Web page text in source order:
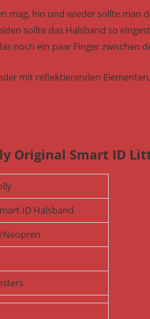
mag, hin und wieder sollte
sollte das Halsband so
noch ein paar Finger zwischen
mit reflektierenden
Original Smart ID
ID Halsband
Neopren